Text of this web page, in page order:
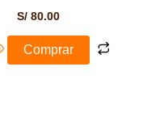
S/ 80.00
Comprar